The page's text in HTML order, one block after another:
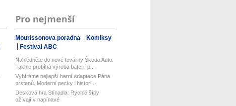
Pro nejmenší
Mourissonova poradna
Komiksy
Festival ABC
Nahlédněte do nové továrny Škoda Auto:
Takhle probíhá výroba baterií p...
Vybíráme nejlepší herní adaptace Pána
prstenů. Moderní pecky i histori...
Desková hra Stínadla: Rychlé šípy
ožívají v napínavé